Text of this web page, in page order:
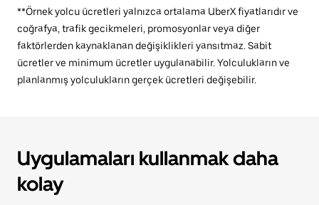
**Örnek yolcu ücretleri yalnızca ortalama UberX fiyatlarıdır ve
coğrafya, trafik gecikmeleri, promosyonlar veya diğer
faktörlerden kaynaklanan değişiklikleri yansıtmaz. Sabit
ücretler ve minimum ücretler uygulanabilir. Yolculukların ve
planlanmış yolculukların gerçek ücretleri değişebilir.
Uygulamaları kullanmak daha
kolay